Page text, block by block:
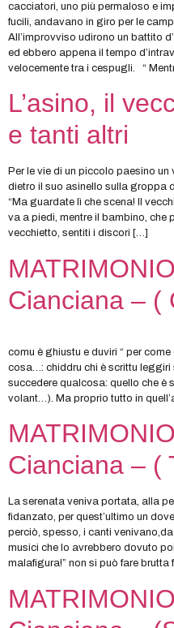
cacciatori, uno più permaloso e
fucili, andavano in giro per le
All’improvviso udirono un battito
ed ebbero appena il tempo
velocemente tra i cespugli. “
L’asino, il
e tanti altri
Per le vie di un piccolo paesino
dietro il suo asinello sulla groppa
“Ma guardate lì che scena! Il
va a piedi, mentre il bambino, che
vecchietto, sentiti i discori […]
Cianciana – (
Lu Scrittu Si
comu è ghiustu e duviri “ per
cosa…: chiddru chi è scrittu leggiri
succedere qualcosa: quello che è
volant…). Ma proprio tutto in
Cianciana – (
La serenata veniva portata, alla
fidanzato, per quest’ultimo un
perciò, spesso, i canti
musici che lo avrebbero dovuto
malafigura!” non si può fare